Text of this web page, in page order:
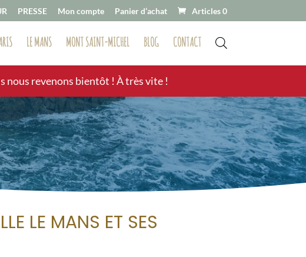
PRESSE Mon compte Panier d’achat Articles 0
LE MANS MONT SAINT-MICHEL BLOG CONTACT
nous revenons bientôt ! À très vite !
LE MANS ET SES